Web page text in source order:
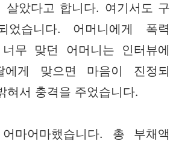
살았다고 합니다. 여기서도 구
었습니다. 어머니에게 폭력
무 맞던 어머니는 인터뷰에
게 맞으면 마음이 진정되
혀서 충격을 주었습니다.
마어마했습니다. 총 부채액